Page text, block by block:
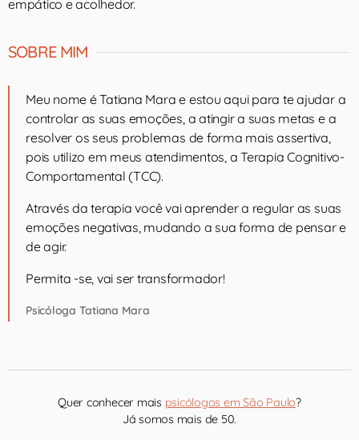
empático e acolhedor.
SOBRE MIM
Meu nome é Tatiana Mara e estou aqui para te ajudar a
controlar as suas emoções, a atingir a suas metas e a
resolver os seus problemas de forma mais assertiva,
pois utilizo em meus atendimentos, a Terapia Cognitivo-
Comportamental (TCC).
Através da terapia você vai aprender a regular as suas
emoções negativas, mudando a sua forma de pensar e
de agir.
Permita -se, vai ser transformador!
Psicóloga Tatiana Mara
Quer conhecer mais psicólogos em São Paulo?
Já somos mais de 50.